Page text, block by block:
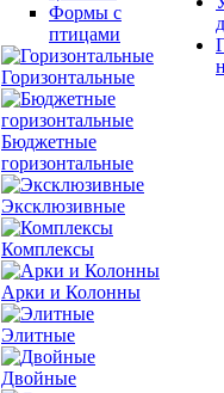
Формы с
птицами
Горизонтальные
Бюджетные
горизонтальные
Эксклюзивные
Комплексы
Арки и Колонны
Элитные
Двойные